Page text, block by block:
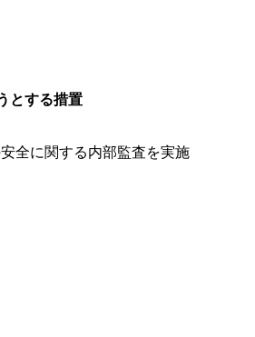
とする措置
全に関する内部監査を実施